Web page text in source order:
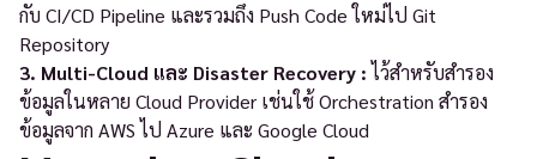
กับ CI/CD Pipeline และรวมถึง Push Code ใหม่ไป Git
Repository
3. Multi-Cloud และ Disaster Recovery :ไว้สำหรับสำรอง
ข้อมูลในหลาย Cloud Provider เช่นใช้ Orchestration สำรอง
ข้อมูลจาก AWS ไป Azure และ Google Cloud